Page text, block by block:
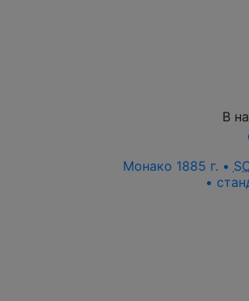
В
Монако 1885 г. •
•